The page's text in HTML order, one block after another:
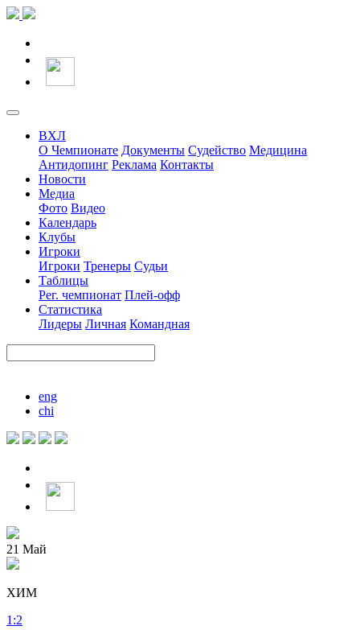
ВХЛ
О Чемпионате Документы Судейство Медицина
Антидопинг Реклама Контакты
Новости
Медиа
Фото Видео
Календарь
Клубы
Игроки
Игроки Тренеры Судьи
Таблицы
Рег. чемпионат Плей-офф
Статистика
Лидеры Личная Командная
eng
chi
21 Май
ХИМ
1 :2